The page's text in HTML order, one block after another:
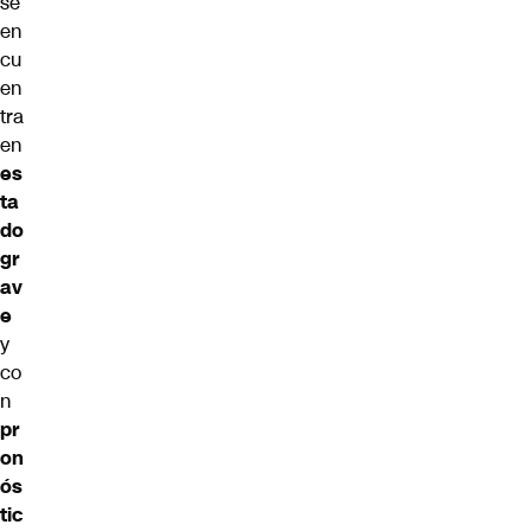
en
cu
en
tra
en
es
ta
do
gr
av
e
y
co
n
pr
on
ós
tic